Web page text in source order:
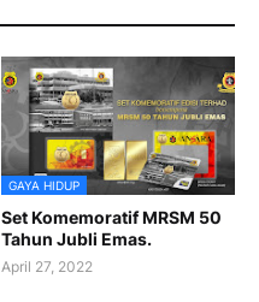
GAYA HIDUP
Set Komemoratif MRSM 50
Tahun Jubli Emas.
April 27, 2022